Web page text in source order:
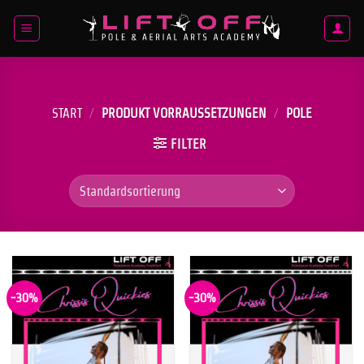
Inhalt
START / PRODUKT VORRAUSSETZUNGEN / POLE
FILTER
-30% -30%